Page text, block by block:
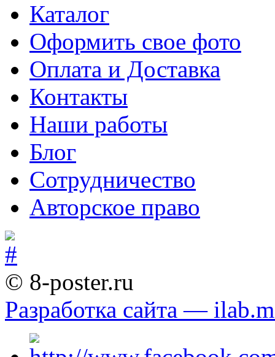
Каталог
Оформить свое фото
Оплата и Доставка
Контакты
Наши работы
Блог
Сотрудничество
Авторское право
© 8-poster.ru
Разработка сайта —